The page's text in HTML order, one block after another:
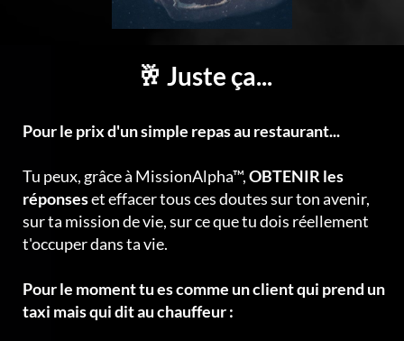
🥂 Juste ça...
Pour le prix d'un simple repas au restaurant...
Tu peux, grâce à MissionAlpha™,OBTENIR les
réponseset effacer tous ces doutes sur ton avenir,
sur ta mission de vie, sur ce que tu dois réellement
t'occuper dans ta vie.
Pour le moment tu es comme un client qui prend un
taxi mais qui dit au chauffeur :